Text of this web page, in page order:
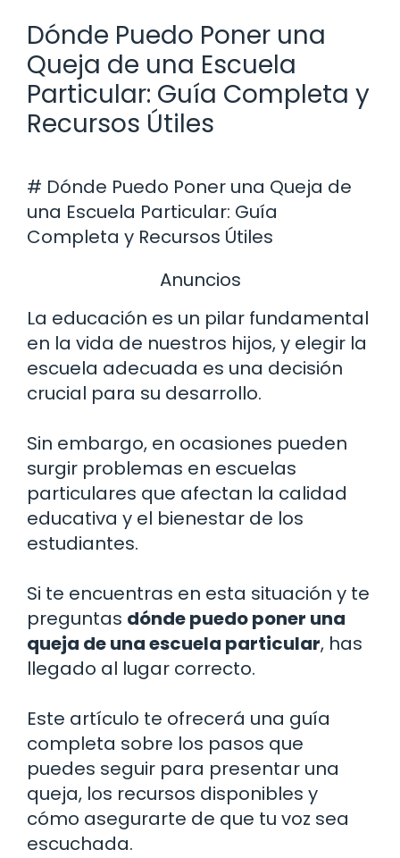
Dónde Puedo Poner una
Queja de una Escuela
Particular: Guía Completa y
Recursos Útiles
# Dónde Puedo Poner una Queja de
una Escuela Particular: Guía
Completa y Recursos Útiles
Anuncios
La educación es un pilar fundamental
en la vida de nuestros hijos, y elegir la
escuela adecuada es una decisión
crucial para su desarrollo.
Sin embargo, en ocasiones pueden
surgir problemas en escuelas
particulares que afectan la calidad
educativa y el bienestar de los
estudiantes.
Si te encuentras en esta situación y te
preguntas dónde puedo poner una
queja de una escuela particular, has
llegado al lugar correcto.
Este artículo te ofrecerá una guía
completa sobre los pasos que
puedes seguir para presentar una
queja, los recursos disponibles y
cómo asegurarte de que tu voz sea
escuchada.